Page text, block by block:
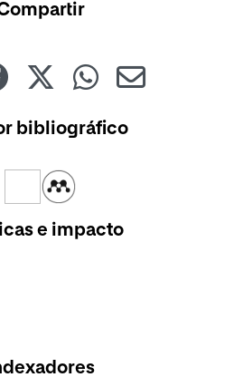
bibliográfico
e impacto